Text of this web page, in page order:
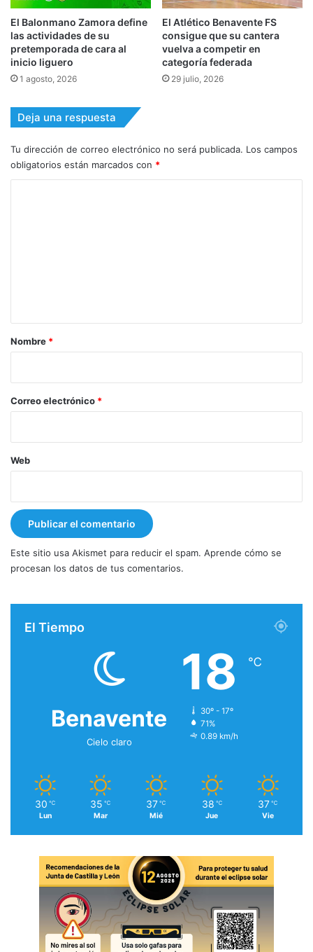
El Balonmano Zamora define
las actividades de su
pretemporada de cara al
inicio liguero
1 agosto, 2026
El Atlético Benavente FS
consigue que su cantera
vuelva a competir en
categoría federada
29 julio, 2026
Deja una respuesta
Tu dirección de correo electrónico no será publicada. Los campos
obligatorios están marcados con *
r
*
Nombre *
Correo electrónico *
Web
Este sitio usa Akismet para reducir el spam. Aprende cómo se
procesan los datos de tus comentarios.
El Tiempo
Benavente
Cielo claro
18 ℃
30º - 17º
71%
0.89 km/h
30 ℃
Lun
35 ℃
Mar
37 ℃
Mié
38 ℃
Jue
37 ℃
Vie